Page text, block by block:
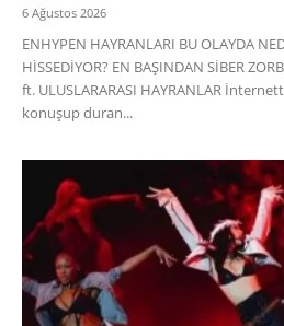
6 Ağustos 2026
ENHYPEN HAYRANLARI BU OLAYDA
HİSSEDİYOR? EN BAŞINDAN SİBER
ft. ULUSLARARASI HAYRANLAR
konuşup duran...